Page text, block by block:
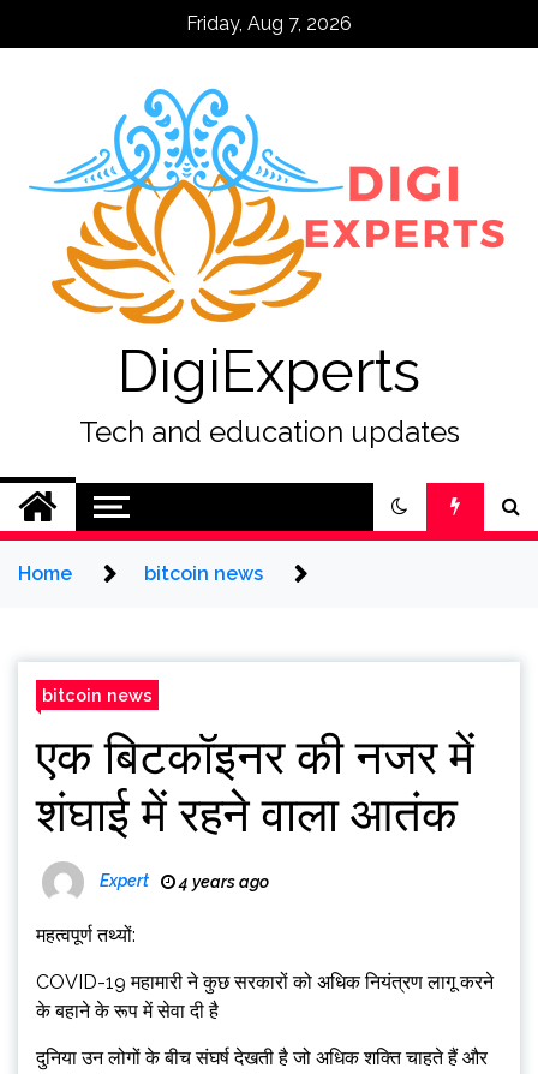
Friday, Aug 7, 2026
DigiExperts
Tech and education updates
Home bitcoin news
bitcoin news
एक बिटकॉइनर की नजर में
शंघाई में रहने वाला आतंक
Expert 4 years ago
महत्वपूर्ण तथ्यों:
COVID-19 महामारी ने कुछ सरकारों को अधिक नियंत्रण लागू करने
के बहाने के रूप में सेवा दी है
दुनिया उन लोगों के बीच संघर्ष देखती है जो अधिक शक्ति चाहते हैं और